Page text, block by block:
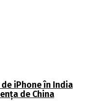
iPhone în India
de China